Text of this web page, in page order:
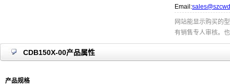
Email:
网站能显示购买的
有销售专人审核。
CDB150X-00产品属性
产品规格